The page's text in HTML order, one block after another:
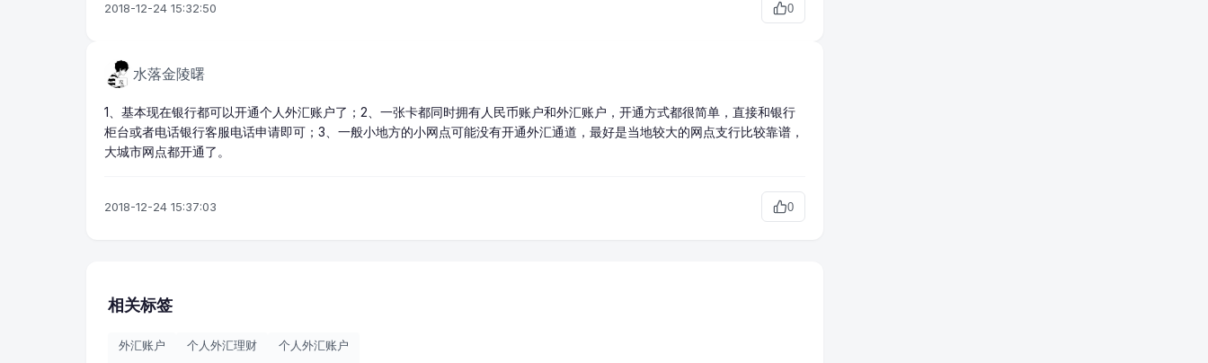
2018-12-24 15:32:50 0
水落金陵曙
1、基本现在银行都可以开通个人外汇账户了；2、一张卡都同时拥有人民币账户和外汇账户，开通方式都很简单，直接和银行
柜台或者电话银行客服电话申请即可；3、一般小地方的小网点可能没有开通外汇通道，最好是当地较大的网点支行比较靠谱，
大城市网点都开通了。
2018-12-24 15:37:03 0
相关标签
外汇账户 个人外汇理财 个人外汇账户